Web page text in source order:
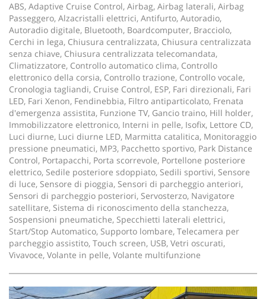
ABS, Adaptive Cruise Control, Airbag, Airbag laterali, Airbag
Passeggero, Alzacristalli elettrici, Antifurto, Autoradio,
Autoradio digitale, Bluetooth, Boardcomputer, Bracciolo,
Cerchi in lega, Chiusura centralizzata, Chiusura centralizzata
senza chiave, Chiusura centralizzata telecomandata,
Climatizzatore, Controllo automatico clima, Controllo
elettronico della corsia, Controllo trazione, Controllo vocale,
Cronologia tagliandi, Cruise Control, ESP, Fari direzionali, Fari
LED, Fari Xenon, Fendinebbia, Filtro antiparticolato, Frenata
d'emergenza assistita, Funzione TV, Gancio traino, Hill holder,
Immobilizzatore elettronico, Interni in pelle, Isofix, Lettore CD,
Luci diurne, Luci diurne LED, Marmitta catalitica, Monitoraggio
pressione pneumatici, MP3, Pacchetto sportivo, Park Distance
Control, Portapacchi, Porta scorrevole, Portellone posteriore
elettrico, Sedile posteriore sdoppiato, Sedili sportivi, Sensore
di luce, Sensore di pioggia, Sensori di parcheggio anteriori,
Sensori di parcheggio posteriori, Servosterzo, Navigatore
satellitare, Sistema di riconoscimento della stanchezza,
Sospensioni pneumatiche, Specchietti laterali elettrici,
Start/Stop Automatico, Supporto lombare, Telecamera per
parcheggio assistito, Touch screen, USB, Vetri oscurati,
Vivavoce, Volante in pelle, Volante multifunzione